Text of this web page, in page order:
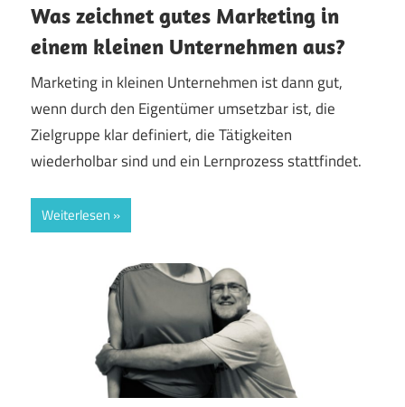
Was zeichnet gutes Marketing in
einem kleinen Unternehmen aus?
Marketing in kleinen Unternehmen ist dann gut,
wenn durch den Eigentümer umsetzbar ist, die
Zielgruppe klar definiert, die Tätigkeiten
wiederholbar sind und ein Lernprozess stattfindet.
Weiterlesen